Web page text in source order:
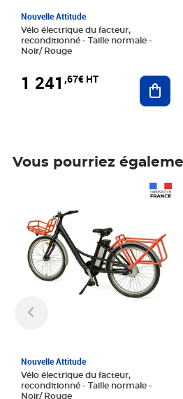
Nouvelle Attitude
Vélo électrique du facteur,
reconditionné - Taille normale -
Noir/ Rouge
1 241 ,67€ HT
Vous pourriez
Nouvelle Attitude
Vélo électrique du facteur,
reconditionné - Taille normale -
Noir/ Rouge